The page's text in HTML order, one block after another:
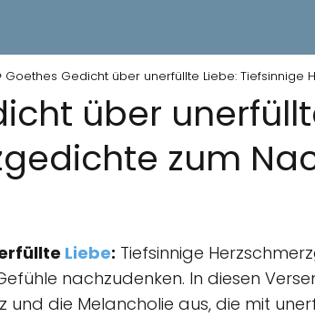
Goethes Gedicht über unerfüllte Liebe: Tiefsinnige
über
zum
Liebe: Tiefsinnige
nachzudenken. In diesen
und die Melancholie aus, die mit